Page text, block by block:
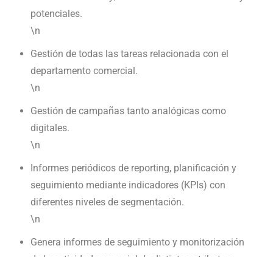
potenciales.
\n
Gestión de todas las tareas relacionada con el
departamento comercial.
\n
Gestión de campañas tanto analógicas como
digitales.
\n
Informes periódicos de reporting, planificación y
seguimiento mediante indicadores (KPIs) con
diferentes niveles de segmentación.
\n
Genera informes de seguimiento y monitorización